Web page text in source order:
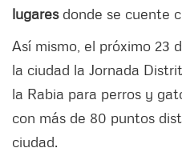
lugares donde se cuente
Así mismo, el próximo 23
la ciudad la Jornada
la Rabia para perros y
con más de 80 puntos
ciudad.